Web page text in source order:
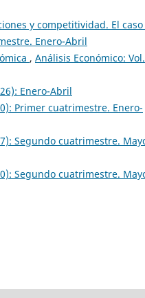
y competitividad. El
Enero-Abril
, Análisis Económico:
Enero-Abril
Primer cuatrimestre. Enero-
Segundo cuatrimestre.
Segundo cuatrimestre.